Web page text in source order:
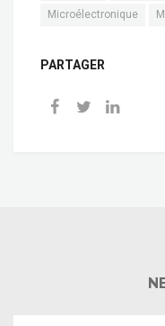
Microélectronique
PARTAGER